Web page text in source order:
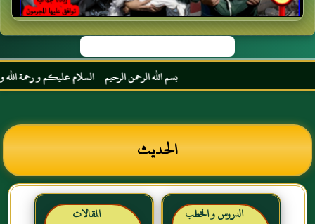
بسم الله الرحمن الرحيم السلام عليكم و رحمة الله و
الحديث
الدروس و الخطب المقالات